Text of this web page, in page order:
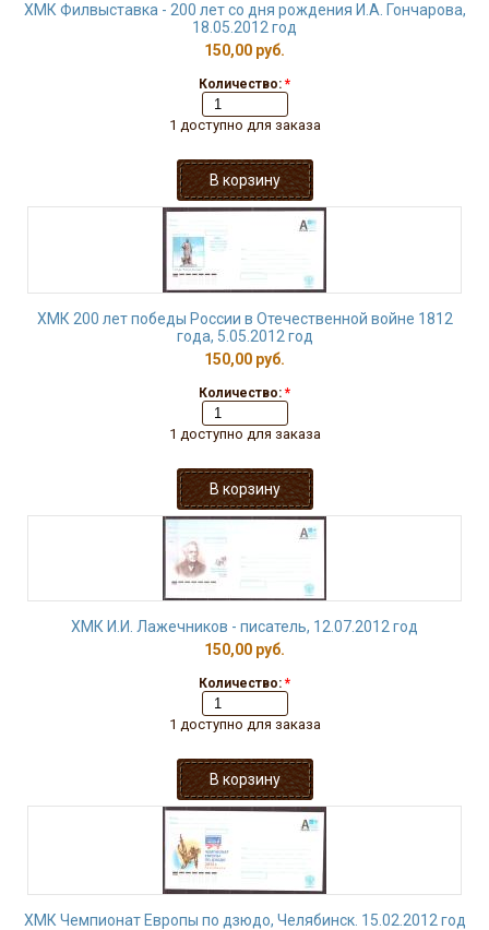
ХМК Филвыставка - 200 лет со дня рождения И.А. Гончарова,
18.05.2012 год
150,00 руб.
Количество: *
1 доступно для заказа
ХМК 200 лет победы России в Отечественной войне 1812
года, 5.05.2012 год
150,00 руб.
Количество: *
1 доступно для заказа
ХМК И.И. Лажечников - писатель, 12.07.2012 год
150,00 руб.
Количество: *
1 доступно для заказа
ХМК Чемпионат Европы по дзюдо, Челябинск. 15.02.2012 год